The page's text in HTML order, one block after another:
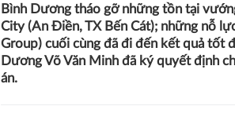
Bình Dương tháo gỡ những tồn tại
City (An Điền, TX Bến Cát); những nỗ
Group) cuối cùng đã đi đến kết quả tốt
Dương Võ Văn Minh đã ký quyết định
án.